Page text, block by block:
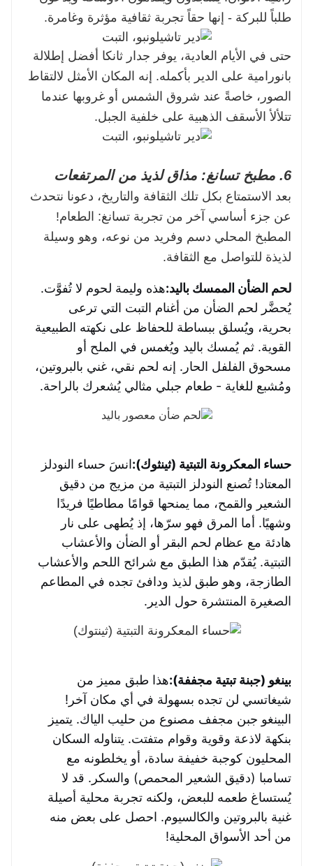
طلباً للبركة - إنها حقاً تجربة ثقافية مؤثرة وغامرة.
حتى في الأيام العادية، يوفر جدار ثانكا أفضل إطلالة
بانورامية على الدير بأكمله. إنه المكان الأمثل لالتقاط
الصور، خاصةً عند شروق الشمس أو غروبها عندما
تتلألأ الأسقف الذهبية على خلفية الجبل.
6. مطبخ تسانغ: مذاق لذيذ من المرتفعات
بعد الاستمتاع بكل تلك الثقافة والتاريخ، دعونا نتحدث
عن جزء أساسي آخر من تجربة تسانغ: الطعام!
المطبخ المحلي دسم وفريد ​​من نوعه، وهو وسيلة
لذيذة للتواصل مع الثقافة.
لحم الضأن الممسك باليد:هذه وليمة لحوم لا تُفوَّت.
يُحضَّر لحم الضأن من أغنام التبت التي ترعى
بحرية، ويُسلق ببساطة للحفاظ على نكهته الطبيعية
القوية. ثم يُمسك باليد ويُغمس في الملح أو
مسحوق الفلفل الحار. إنه لحم نقي، غني بالبروتين،
ومُشبع للغاية - طعام جبلي مثالي يُشعرك بالراحة.
حساء المعكرونة التبتية (ثينثوك):انسَ حساء النودلز
المعتاد! تُصنع النودلز التبتية من مزيج من دقيق
الشعير والقمح، مما يمنحها قوامًا مطاطيًا فريدًا
وشهيًا. أما المرق فهو سرّها، إذ يُطهى على نار
هادئة مع عظام لحم البقر أو الضأن والأعشاب
التبتية. يُقدّم هذا الطبق مع شرائح اللحم والأعشاب
الطازجة، وهو طبق لذيذ ودافئ تجده في المطاعم
الصغيرة المنتشرة حول الدير.
بينغو (جبنة تبتية مجففة):هذا طبق مميز من
شيغاتسي لن تجده بسهولة في أي مكان آخر!
البينغو جبن مجفف مصنوع من حليب الياك. يتميز
بنكهة لاذعة وقوية وقوام متفتت. يتناوله السكان
المحليون كوجبة خفيفة سادة، أو يخلطونه مع
تسامبا (دقيق الشعير المحمص) والسكر. قد لا
يُستساغ طعمه للبعض، ولكنه تجربة محلية أصيلة
غنية بالبروتين والكالسيوم. احصل على بعض منه
من أحد الأسواق المحلية!